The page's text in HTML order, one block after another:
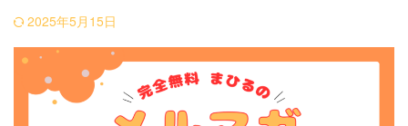
2025年5月15日